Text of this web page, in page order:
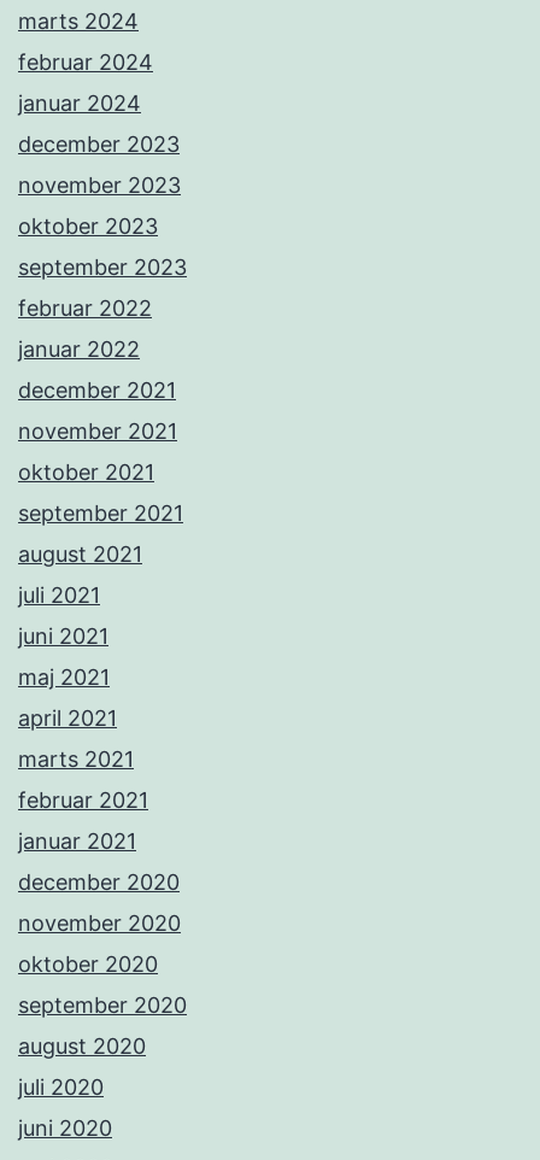
marts 2024
februar 2024
januar 2024
december 2023
november 2023
oktober 2023
september 2023
februar 2022
januar 2022
december 2021
november 2021
oktober 2021
september 2021
august 2021
juli 2021
juni 2021
maj 2021
april 2021
marts 2021
februar 2021
januar 2021
december 2020
november 2020
oktober 2020
september 2020
august 2020
juli 2020
juni 2020